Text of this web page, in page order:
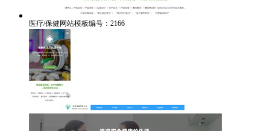
医疗/保健网站模板编号：2166